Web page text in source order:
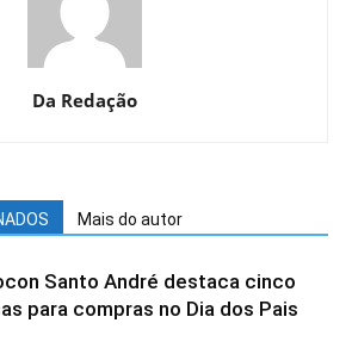
Da Redação
Mais do autor
Santo André destaca cinco
para compras no Dia dos Pais